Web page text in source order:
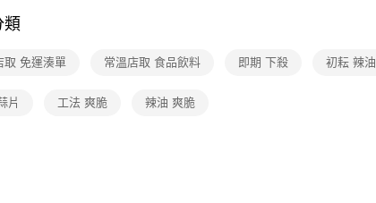
類
取 免運湊單 常溫店取 食品飲料 即期 下殺 初耘 辣油
片 工法 爽脆 辣油 爽脆